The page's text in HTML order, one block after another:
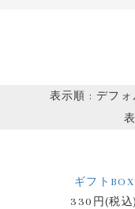
表示順 : デフ
ギフトBOX
330円(税込)